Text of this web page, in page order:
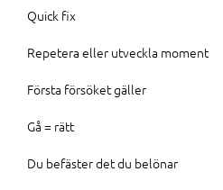
Quick fix
Repetera eller utveckla moment
Första försöket gäller
Gå = rätt
Du befäster det du belönar